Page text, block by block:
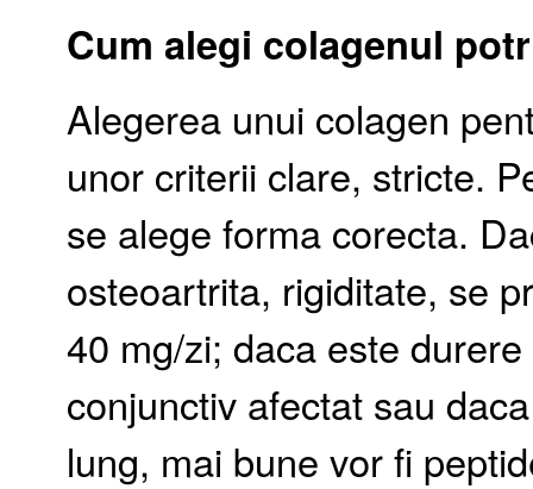
Cum alegi colagenul
Alegerea unui colagen
unor criterii clare, stricte.
se alege forma corecta.
osteoartrita, rigiditate, se
40 mg/zi; daca este
conjunctiv afectat sau
lung, mai bune vor fi